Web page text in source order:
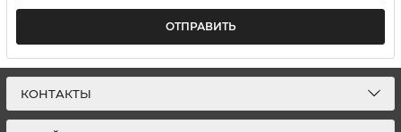
ОТПРАВИТЬ
КОНТАКТЫ